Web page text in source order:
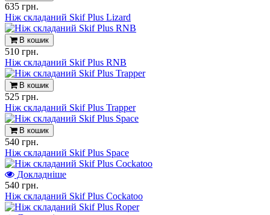
635 грн.
Ніж складаний Skif Plus Lizard
В кошик
510 грн.
Ніж складаний Skif Plus RNB
В кошик
525 грн.
Ніж складаний Skif Plus Trapper
В кошик
540 грн.
Ніж складаний Skif Plus Space
Докладніше
540 грн.
Ніж складаний Skif Plus Cockatoo